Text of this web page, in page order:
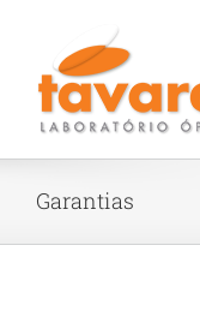
Garantias